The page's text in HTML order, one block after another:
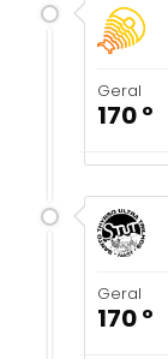
Geral
170 º
Geral
170 º